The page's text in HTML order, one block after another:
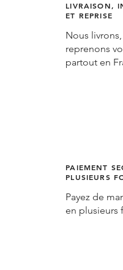
LIVRAISON,
ET REPRISE
Nous
reprenons
partout en
PAIEMENT
PLUSIEURS
Payez de
en plusieurs